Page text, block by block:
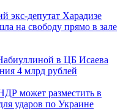
экс-депутат Харадизе
на свободу прямо в зале
в ЦБ Исаева
4 млрд рублей
может разместить в
ударов по Украине